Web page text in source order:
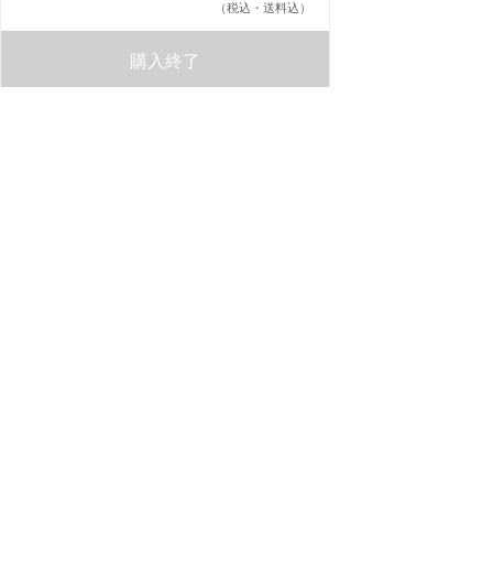
（税込・送料込）
購入終了